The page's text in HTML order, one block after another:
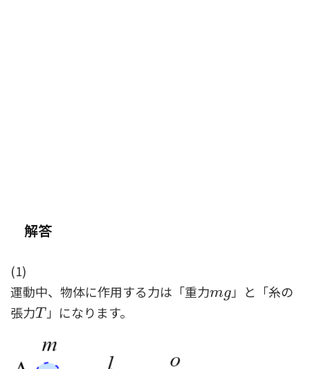
解答
(1)
運動中、物体に作用する力は「重力mg
mg」と「糸の
張力T
T」になります。